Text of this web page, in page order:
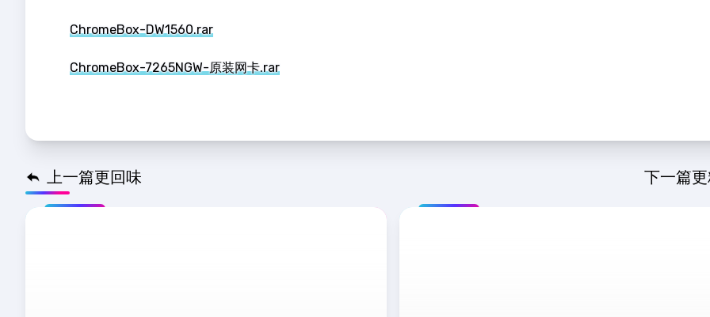
ChromeBox-DW1560.rar
ChromeBox-7265NGW-原装网卡.rar
上一篇更回味 下一篇